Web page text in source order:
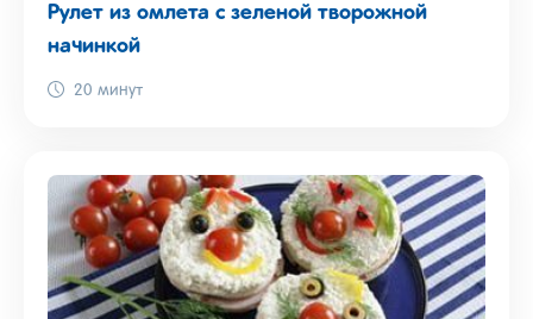
Рулет из омлета с зеленой творожной
начинкой
20 минут